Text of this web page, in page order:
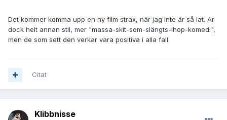
Det kommer komma upp en ny film strax, när jag inte är så lat. Är
dock helt annan stil, mer "massa-skit-som-slängts-ihop-komedi",
men de som sett den verkar vara positiva i alla fall.
Citat
Klibbnisse